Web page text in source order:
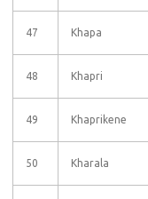
47 Khapa
48 Khapri
49 Khaprikene
50 Kharala